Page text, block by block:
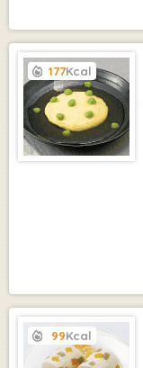
177Kcal
99Kcal